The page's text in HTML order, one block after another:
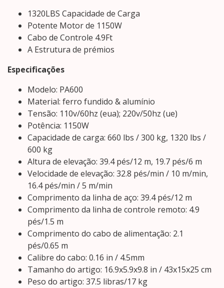
1320LBS Capacidade de Carga
Potente Motor de 1150W
Cabo de Controle 4.9Ft
A Estrutura de prémios
Especificações
Modelo: PA600
Material: ferro fundido & alumínio
Tensão: 110v/60hz (eua); 220v/50hz (ue)
Potência: 1150W
Capacidade de carga: 660 lbs / 300 kg, 1320 lbs /
600 kg
Altura de elevação: 39.4 pés/12 m, 19.7 pés/6 m
Velocidade de elevação: 32.8 pés/min / 10 m/min,
16.4 pés/min / 5 m/min
Comprimento da linha de aço: 39.4 pés/12 m
Comprimento da linha de controle remoto: 4.9
pés/1.5 m
Comprimento do cabo de alimentação: 2.1
pés/0.65 m
Calibre do cabo: 0.16 in / 4.5mm
Tamanho do artigo: 16.9x5.9x9.8 in / 43x15x25 cm
Peso do artigo: 37.5 libras/17 kg